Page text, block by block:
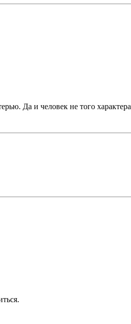
Да и человек не того характера